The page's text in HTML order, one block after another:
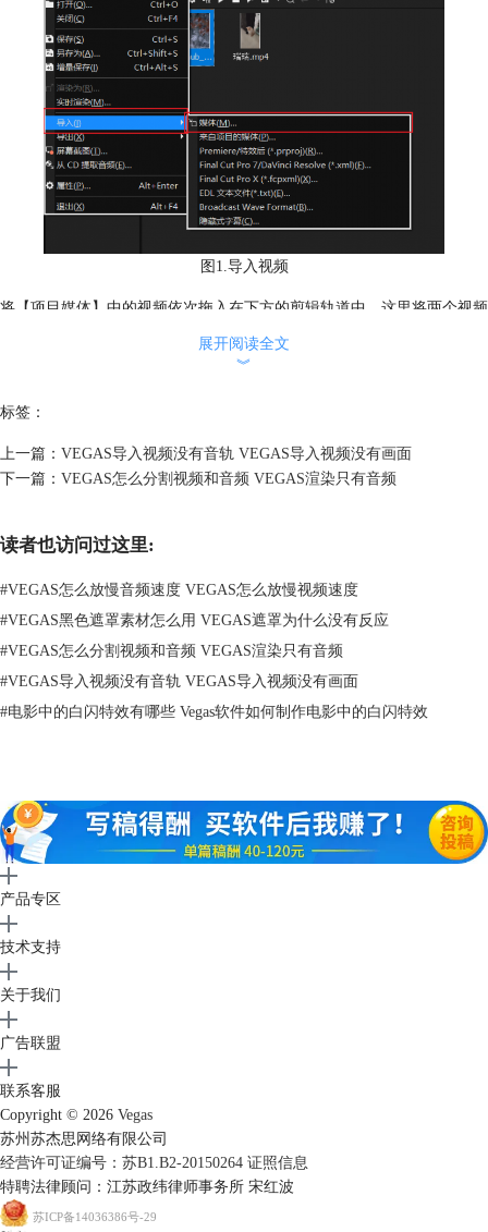
图1.导入视频
将【项目媒体】中的视频依次拖入在下方的剪辑轨道中，这里将两个视频
分别放入不同的轨道中，如果两个视频都放置在一个轨道上，那将不会呈
现叠加的效果。将视频拖下去就会自动激活视频轨道，如果视频中包含音
Vegas的编辑轨道是一层压着一层的，就像图层一样，上面的图层会覆盖
掉下面的图层，所以我们需要调节上面轨道中视频的透明度才能实现两个
视频叠加的效果。将鼠标光标放置在轨道视频的上边界处，光标会显示为
一个小手并显示【不透明度 是100%】，这个时候按住鼠标左键向下拉就
可以调节透明度，越往下越透明，并且依然会显示当前的不透明度数值，
观察右上方的视频预览，就可以看到两个视频叠加在了一起。
展开阅读全文
︾
标签：
上一篇： VEGAS导入视频没有音轨 VEGAS导入视频没有画面
下一篇： VEGAS怎么分割视频和音频 VEGAS渲染只有音频
读者也访问过这里:
#VEGAS怎么放慢音频速度 VEGAS怎么放慢视频速度
#VEGAS黑色遮罩素材怎么用 VEGAS遮罩为什么没有反应
#VEGAS怎么分割视频和音频 VEGAS渲染只有音频
#VEGAS导入视频没有音轨 VEGAS导入视频没有画面
#电影中的白闪特效有哪些 Vegas软件如何制作电影中的白闪特效
产品专区
技术支持
关于我们
广告联盟
联系客服
Copyright © 2026 Vegas
苏州苏杰思网络有限公司
经营许可证编号：苏B1.B2-20150264 证照信息
特聘法律顾问：江苏政纬律师事务所 宋红波
苏ICP备14036386号-29